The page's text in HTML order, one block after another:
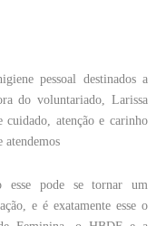
pessoal destinados a
do voluntariado, Larissa
cuidado, atenção e carinho
atendemos
esse pode se tornar um
e é exatamente esse o